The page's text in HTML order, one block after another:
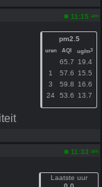
11:15 am
pm2.5
uren AQI ug/m3
65.7
19.4
1
57.6
15.5
3
59.8
16.6
24
53.6 13.7
11:33 am
Laatste uur